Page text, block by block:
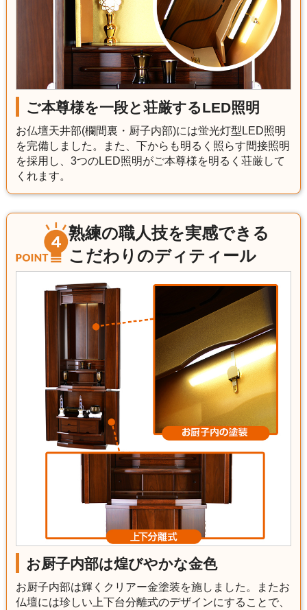
ご本尊様を一段と荘厳するLED照明
お仏壇天井部(欄間裏・厨子内部)には蛍光灯型LED照明
を完備しました。また、下からも明るく照らす間接照明
を採用し、3つのLED照明がご本尊様を明るく荘厳して
くれます。
熟練の職人技を実感できる
こだわりのディティール
お厨子内部は煌びやかな金色
お厨子内部は輝くクリアー金塗装を施しました。またお
仏壇には珍しい上下台分離式のデザインにすることで、